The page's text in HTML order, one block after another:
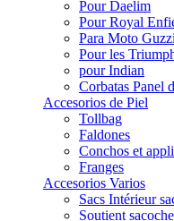
Pour Daelim
Pour Royal
Para Moto Guzzi
Pour les
pour Indian
Corbatas Panel
Accesorios de Piel
Tollbag
Faldones
Conchos et
Franges
Accesorios Varios
Sacs Intérieur
Soutient